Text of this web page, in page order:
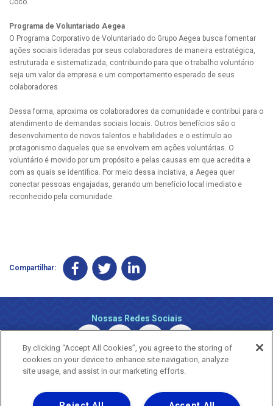
Programa de Voluntariado Aegea
O Programa Corporativo de Voluntariado do Grupo Aegea busca fomentar
ações sociais lideradas por seus colaboradores de maneira estratégica,
estruturada e sistematizada, contribuindo para que o trabalho voluntário
seja um valor da empresa e um comportamento esperado de seus
colaboradores.
Dessa forma, aproxima os colaboradores da comunidade e contribui para o
atendimento de demandas sociais locais. Outros benefícios são o
desenvolvimento de novos talentos e habilidades e o estímulo ao
protagonismo daqueles que se envolvem em ações voluntárias. O
voluntário é movido por um propósito e pelas causas em que acredita e
com as quais se identifica. Por meio dessa inciativa, a Aegea quer
conectar pessoas engajadas, gerando um benefício local imediato e
reconhecido pela comunidade.
Compartilhar:
Nossas Redes Sociais
By clicking “Accept All Cookies”, you agree to the storing of
cookies on your device to enhance site navigation, analyze
site usage, and assist in our marketing efforts.